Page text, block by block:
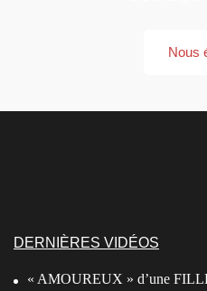
Nous
DERNIÈRES VIDÉOS
« AMOUREUX » d’une